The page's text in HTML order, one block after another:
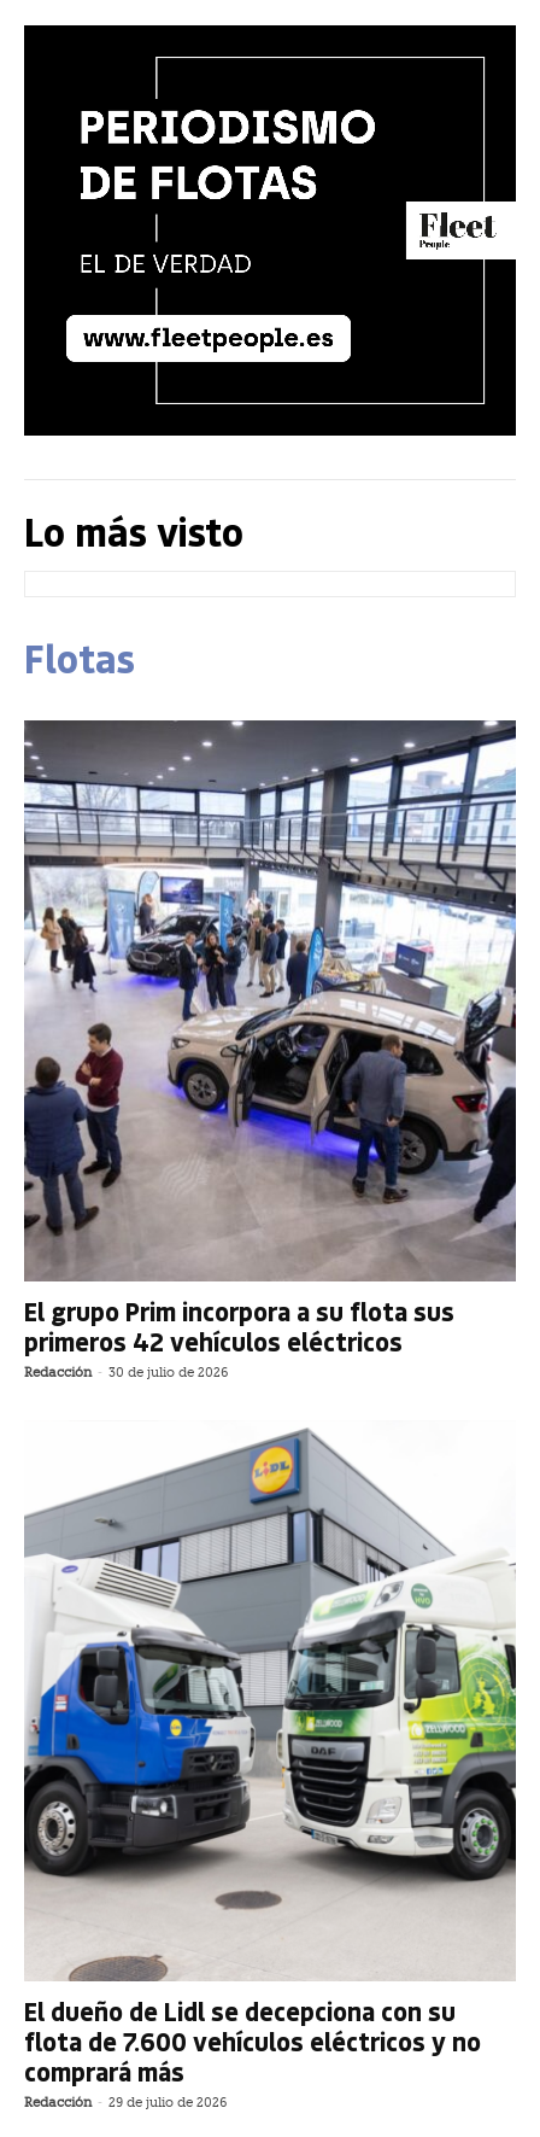
Lo más visto
Flotas
El grupo Prim incorpora a su flota sus
primeros 42 vehículos eléctricos
Redacción - 30 de julio de 2026
El dueño de Lidl se decepciona con su
flota de 7.600 vehículos eléctricos y no
comprará más
Redacción - 29 de julio de 2026